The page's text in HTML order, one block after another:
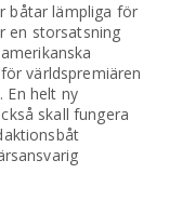
båtar lämpliga för
en storsatsning
världspremiären
En helt ny
skall fungera